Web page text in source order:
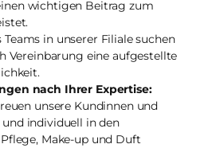
wichtigen Beitrag zum
in unserer Filiale suchen
Vereinbarung eine aufgestellte
nach Ihrer Expertise:
unsere Kundinnen und
individuell in den
Make-up und Duft